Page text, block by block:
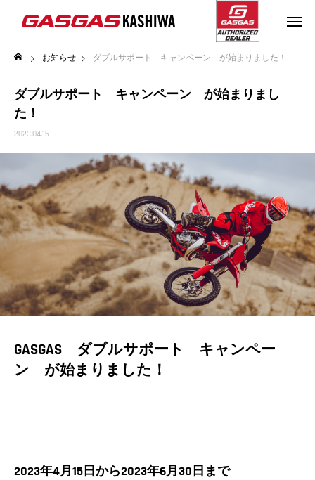
お知らせ ダブルサポート キャンペーン が始まりました！
ダブルサポート キャンペーン が始まりまし
た！
2023.04.15
GASGAS ダブルサポート キャンペー
ン が始まりました！
2023年4月15日から2023年6月30日まで